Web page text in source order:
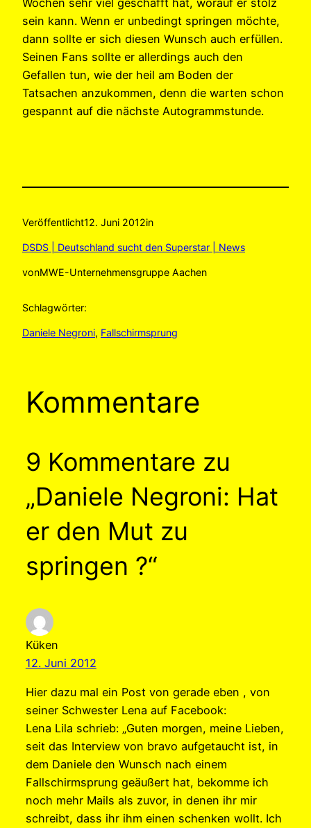
Wochen sehr viel geschafft hat, worauf er stolz
sein kann. Wenn er unbedingt springen möchte,
dann sollte er sich diesen Wunsch auch erfüllen.
Seinen Fans sollte er allerdings auch den
Gefallen tun, wie der heil am Boden der
Tatsachen anzukommen, denn die warten schon
gespannt auf die nächste Autogrammstunde.
Veröffentlicht12. Juni 2012in
DSDS | Deutschland sucht den Superstar | News
vonMWE-Unternehmensgruppe Aachen
Schlagwörter:
Daniele Negroni, Fallschirmsprung
Kommentare
9 Kommentare zu
„Daniele Negroni: Hat
er den Mut zu
springen ?“
Küken
12. Juni 2012
Hier dazu mal ein Post von gerade eben , von
seiner Schwester Lena auf Facebook:
Lena Lila schrieb: „Guten morgen, meine Lieben,
seit das Interview von bravo aufgetaucht ist, in
dem Daniele den Wunsch nach einem
Fallschirmsprung geäußert hat, bekomme ich
noch mehr Mails als zuvor, in denen ihr mir
schreibt, dass ihr ihm einen schenken wollt. Ich